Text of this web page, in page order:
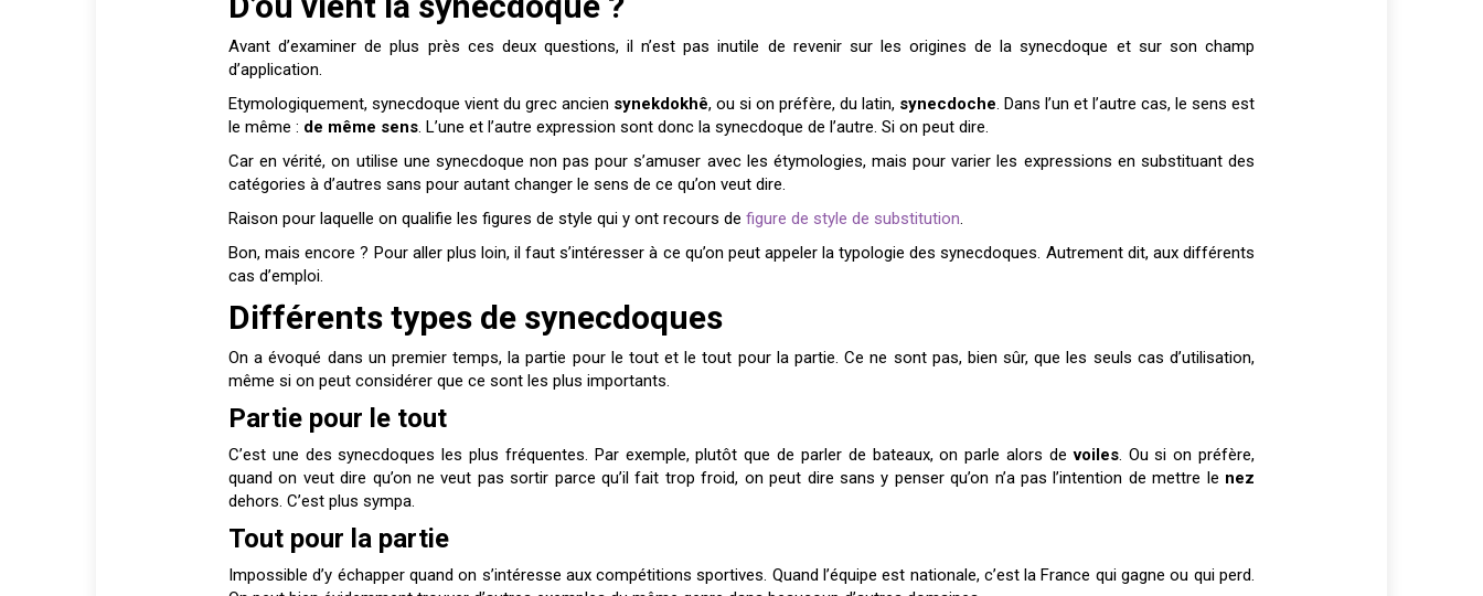
Avant d’examiner de plus près ces deux questions, il n’est pas inutile de revenir sur les origines de la synecdoque et sur son champ
d’application.
Etymologiquement, synecdoque vient du grec ancien synekdokhê, ou si on préfère, du latin, synecdoche . Dans l’un et l’autre cas, le sens est
le même : de même sens . L’une et l’autre expression sont donc la synecdoque de l’autre. Si on peut dire.
Car en vérité, on utilise une synecdoque non pas pour s’amuser avec les étymologies, mais pour varier les expressions en substituant des
catégories à d’autres sans pour autant changer le sens de ce qu’on veut dire.
Raison pour laquelle on qualifie les figures de style qui y ont recours de figure de style de substitution
Bon, mais encore ? Pour aller plus loin, il faut s’intéresser à ce qu’on peut appeler la typologie des synecdoques. Autrement dit, aux différents
cas d’emploi.
Différents types de synecdoques
On a évoqué dans un premier temps, la partie pour le tout et le tout pour la partie. Ce ne sont pas, bien sûr, que les seuls cas d’utilisation,
même si on peut considérer que ce sont les plus importants.
Partie pour le tout
C’est une des synecdoques les plus fréquentes. Par exemple, plutôt que de parler de bateaux, on parle alors devoiles. Ou si on préfère,
quand on veut dire qu’on ne veut pas sortir parce qu’il fait trop froid, on peut dire sans y penser qu’on n’a pas l’intention de mettre le nez
dehors. C’est plus sympa.
Tout pour la partie
Impossible d’y échapper quand on s’intéresse aux compétitions sportives. Quand l’équipe est nationale, c’est la France qui gagne ou qui perd.